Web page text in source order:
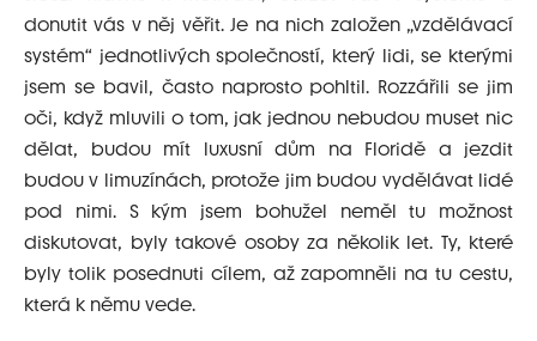
donutit vás v něj věřit. Je na nich založen „vzdělávací
systém“ jednotlivých společností, který lidi, se kterými
jsem se bavil, často naprosto pohltil. Rozzářili se jim
oči, když mluvili o tom, jak jednou nebudou muset nic
dělat, budou mít luxusní dům na Floridě a jezdit
budou v limuzínách, protože jim budou vydělávat lidé
pod nimi. S kým jsem bohužel neměl tu možnost
diskutovat, byly takové osoby za několik let. Ty, které
byly tolik posednuti cílem, až zapomněli na tu cestu,
která k němu vede.